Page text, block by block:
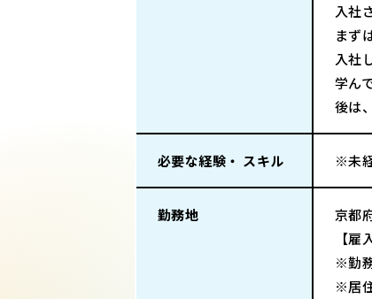
入社
まず
入社
学ん
後は
必要な経験・ スキル ※未
勤務地
京都
【
※勤
※居